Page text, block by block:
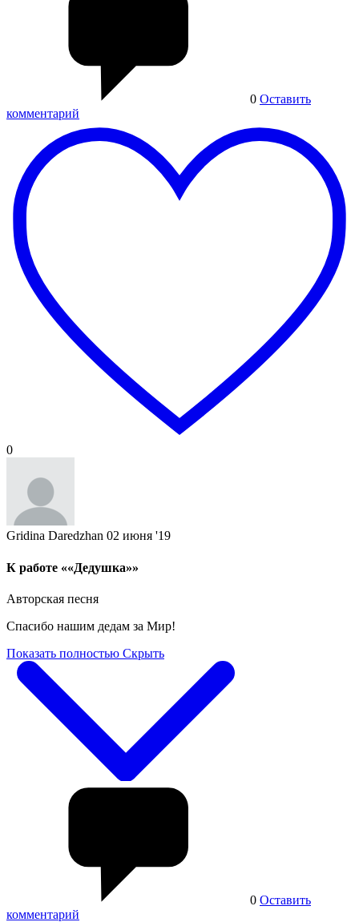
0 Оставить
комментарий
0
Gridina Daredzhan 02 июня '19
К работе ««Дедушка»»
Авторская песня
Спасибо нашим дедам за Мир!
Показать полностью Скрыть
0 Оставить
комментарий